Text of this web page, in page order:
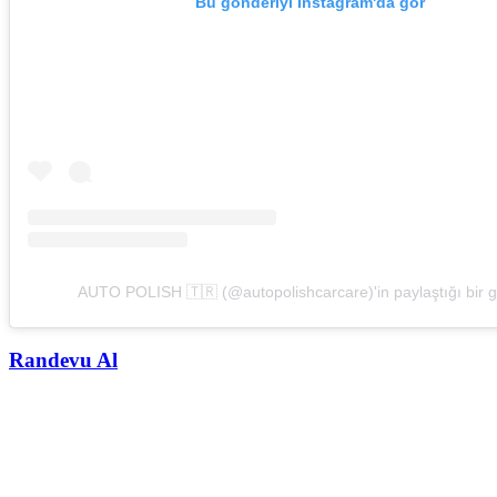
AUTO POLISH 🇹🇷 (@autopolishcarcare)'in paylaştığı bir
Randevu Al